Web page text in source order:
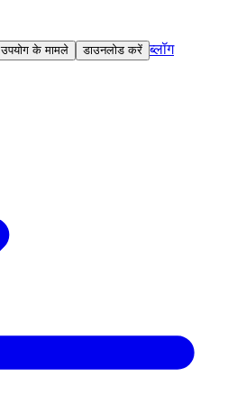
उपयोग के मामले डाउनलोड करें ब्लॉग